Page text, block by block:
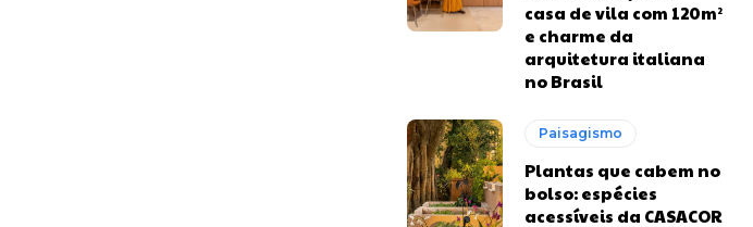
casa de vila com 120m²
e charme da
arquitetura italiana
no Brasil
Paisagismo
Plantas que cabem no
bolso: espécies
acessíveis da CASACOR